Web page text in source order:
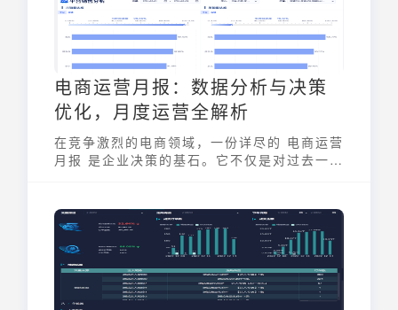
电商运营月报：数据分析与决策
优化，月度运营全解析
在竞争激烈的电商领域，一份详尽的 电商运营
月报 是企业决策的基石。它不仅是对过去一个
够及时发现问题、抓住机遇，实现精细化运营
和业绩增长。